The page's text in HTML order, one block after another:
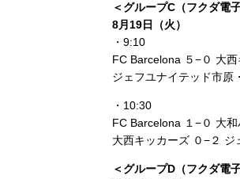
＜グループC（フクダ電
8月19日（火）
・9:10
FC Barcelona ５−０ 大西
ジェフユナイテッド市原
・10:30
FC Barcelona １−０ 大和
大西キッカーズ ０−２ ジ
＜グループD（フクダ電